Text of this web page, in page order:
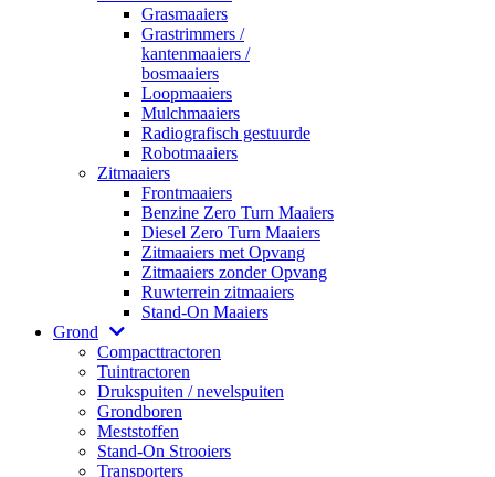
Grasmaaiers
Grastrimmers /
kantenmaaiers /
bosmaaiers
Loopmaaiers
Mulchmaaiers
Radiografisch gestuurde
Robotmaaiers
Zitmaaiers
Frontmaaiers
Benzine Zero Turn Maaiers
Diesel Zero Turn Maaiers
Zitmaaiers met Opvang
Zitmaaiers zonder Opvang
Ruwterrein zitmaaiers
Stand-On Maaiers
Grond
Compacttractoren
Tuintractoren
Drukspuiten / nevelspuiten
Grondboren
Meststoffen
Stand-On Strooiers
Transporters